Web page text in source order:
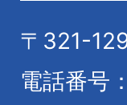
〒321-
電話番号